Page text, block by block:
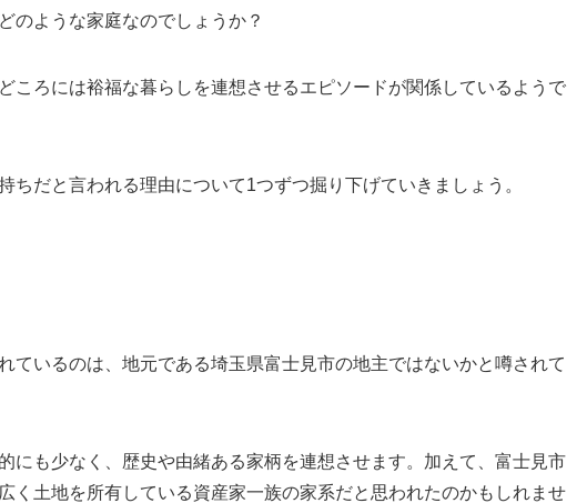
のような家庭なのでしょうか？
ころには裕福な暮らしを連想させるエピソードが関係しているようで
ちだと言われる理由について1つずつ掘り下げていきましょう。
ているのは、地元である埼玉県富士見市の地主ではないかと噂されて
にも少なく、歴史や由緒ある家柄を連想させます。加えて、富士見市
く土地を所有している資産家一族の家系だと思われたのかもしれませ